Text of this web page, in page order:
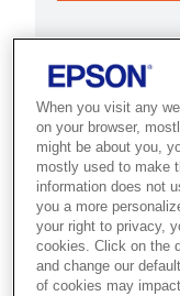
This
Support
SKU:
TM-
PS,
When you visit any
on your browser,
might be about you,
mostly used to make
information does not
you a more
your right to privacy,
cookies. Click on the
and change our
of cookies may